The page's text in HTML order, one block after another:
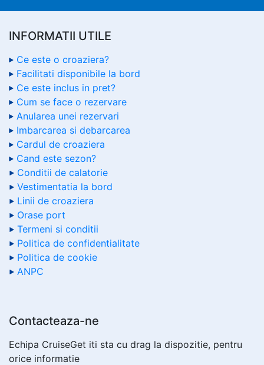
INFORMATII UTILE
Ce este o croaziera?
Facilitati disponibile la bord
Ce este inclus in pret?
Cum se face o rezervare
Anularea unei rezervari
Imbarcarea si debarcarea
Cardul de croaziera
Cand este sezon?
Conditii de calatorie
Vestimentatia la bord
Linii de croaziera
Orase port
Termeni si conditii
Politica de confidentialitate
Politica de cookie
ANPC
Contacteaza-ne
Echipa CruiseGet iti sta cu drag la dispozitie, pentru
orice informatie